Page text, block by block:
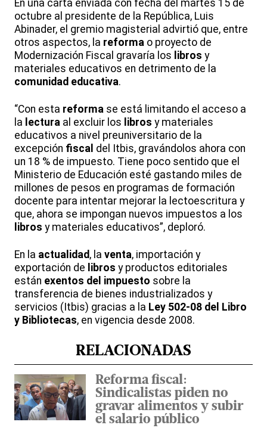
En una carta enviada con fecha del martes 15 de
octubre al presidente de la República, Luis
Abinader, el gremio magisterial advirtió que, entre
otros aspectos, la reforma o proyecto de
Modernización Fiscal gravaría los libros y
materiales educativos en detrimento de la
comunidad educativa.
“Con esta reforma se está limitando el acceso a
la lectura al excluir los libros y materiales
educativos a nivel preuniversitario de la
excepción fiscal del Itbis, gravándolos ahora con
un 18 % de impuesto. Tiene poco sentido que el
Ministerio de Educación esté gastando miles de
millones de pesos en programas de formación
docente para intentar mejorar la lectoescritura y
que, ahora se impongan nuevos impuestos a los
libros y materiales educativos”, deploró.
En la actualidad, la venta, importación y
exportación de libros y productos editoriales
están exentos del impuesto sobre la
transferencia de bienes industrializados y
servicios (Itbis) gracias a la Ley 502-08 del Libro
y Bibliotecas, en vigencia desde 2008.
RELACIONADAS
Reforma fiscal:
Sindicalistas piden no
gravar alimentos y subir
el salario público